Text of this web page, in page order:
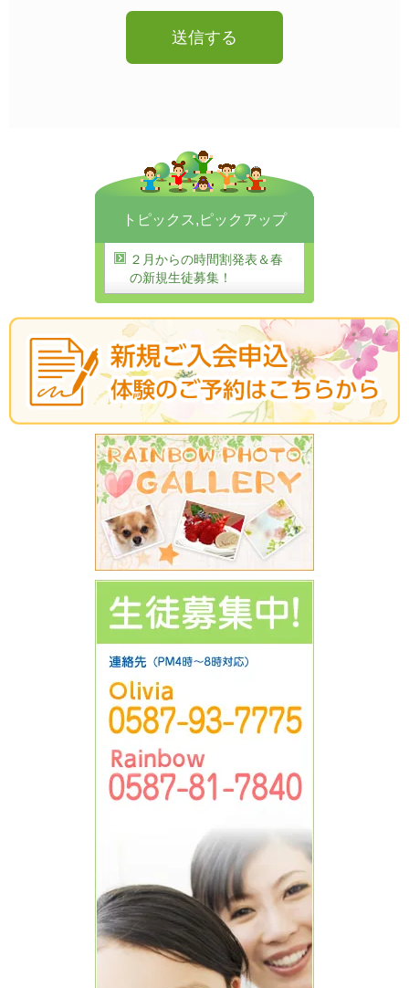
トピックス , ピックアップ
２月からの時間割発表＆春
の新規生徒募集！